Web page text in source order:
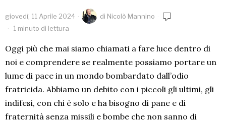
giovedì, 11 Aprile 2024 di Nicolò Mannino
1 minuto di lettura
Oggi più che mai siamo chiamati a fare luce dentro di
noi e comprendere se realmente possiamo portare un
lume di pace in un mondo bombardato dall’odio
fratricida. Abbiamo un debito con i piccoli gli ultimi, gli
indifesi, con chi è solo e ha bisogno di pane e di
fraternità senza missili e bombe che non sanno di